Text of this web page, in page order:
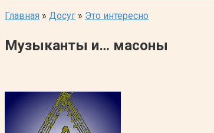
Главная » Досуг » Это интересно
Музыканты и… масоны